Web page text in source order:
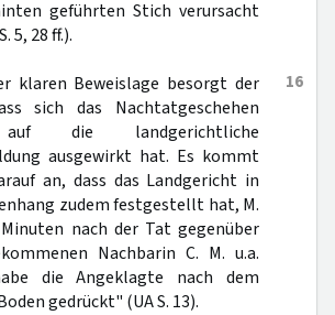
geführten Stich verursacht
5, 28 ff.).
16
klaren Beweislage besorgt der
sich das Nachtatgeschehen
auf die landgerichtliche
ausgewirkt hat. Es kommt
an, dass das Landgericht in
zudem festgestellt hat, M.
nach der Tat gegenüber
Nachbarin C. M. u.a.
die Angeklagte nach dem
gedrückt" (UA S. 13).